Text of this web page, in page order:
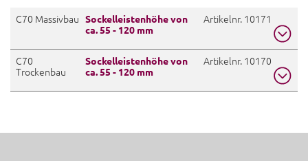
C70 Massivbau Sockelleistenhöhe von
ca. 55 - 120 mm
Artikelnr. 10171
Detail Profil
PDF
Schnittzeichnung
PDF
Montageanleitung
PDF
Ausschreibungstexte
PDF
C70
Trockenbau
Sockelleistenhöhe von
ca. 55 - 120 mm
Artikelnr. 10170
Montageanleitung
PDF